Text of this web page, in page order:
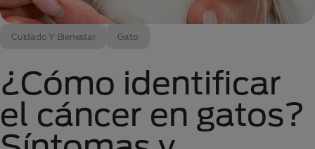
Cuidado Y Bienestar Gato
¿Cómo identificar
el cáncer en gatos?